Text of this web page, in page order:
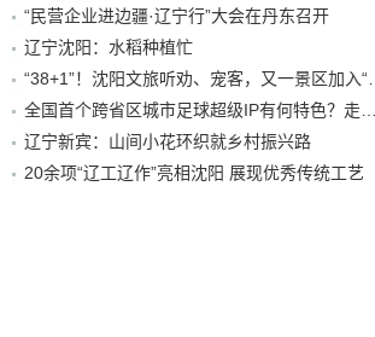
“民营企业进边疆·辽宁行”大会在丹东召开
辽宁沈阳：水稻种植忙
辽宁新宾：山间小花环织就乡村振兴路
20余项“辽工辽作”亮相沈阳 展现优秀传统工艺